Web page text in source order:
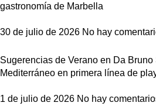
gastronomía de Marbella
30 de julio de 2026 No hay
Sugerencias de Verano en Da Bruno
Mediterráneo en primera línea de
1 de julio de 2026 No hay